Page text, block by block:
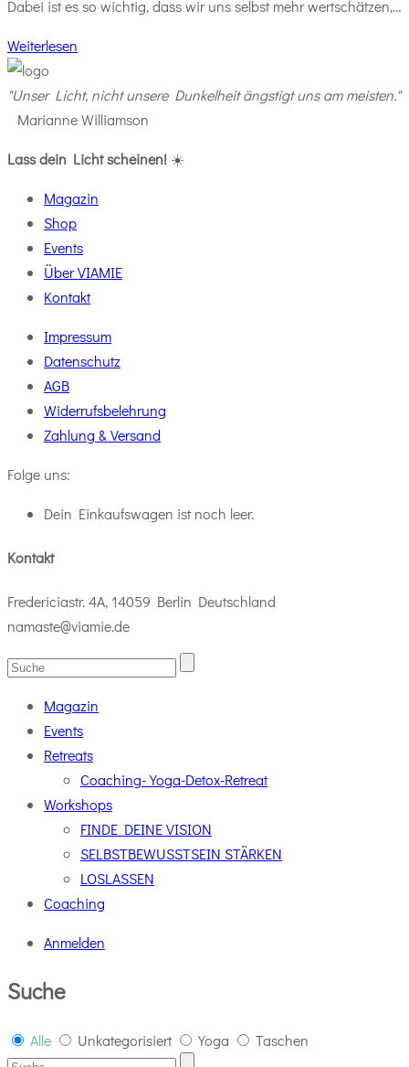
Dabei ist es so wichtig, dass wir uns selbst mehr wertschätzen,…
Weiterlesen
"Unser Licht, nicht unsere Dunkelheit ängstigt uns am meisten."
Marianne Williamson
Lass dein Licht scheinen! ☀️
Magazin
Shop
Events
Über VIAMIE
Kontakt
Impressum
Datenschutz
AGB
Widerrufsbelehrung
Zahlung & Versand
Folge uns:
Dein Einkaufswagen ist noch leer.
Kontakt
Fredericiastr. 4A, 14059 Berlin Deutschland
namaste@viamie.de
Magazin
Events
Retreats
Coaching-Yoga-Detox-Retreat
Workshops
FINDE DEINE VISION
SELBSTBEWUSSTSEIN STÄRKEN
LOSLASSEN
Coaching
Anmelden
Suche
Alle Unkategorisiert Yoga Taschen